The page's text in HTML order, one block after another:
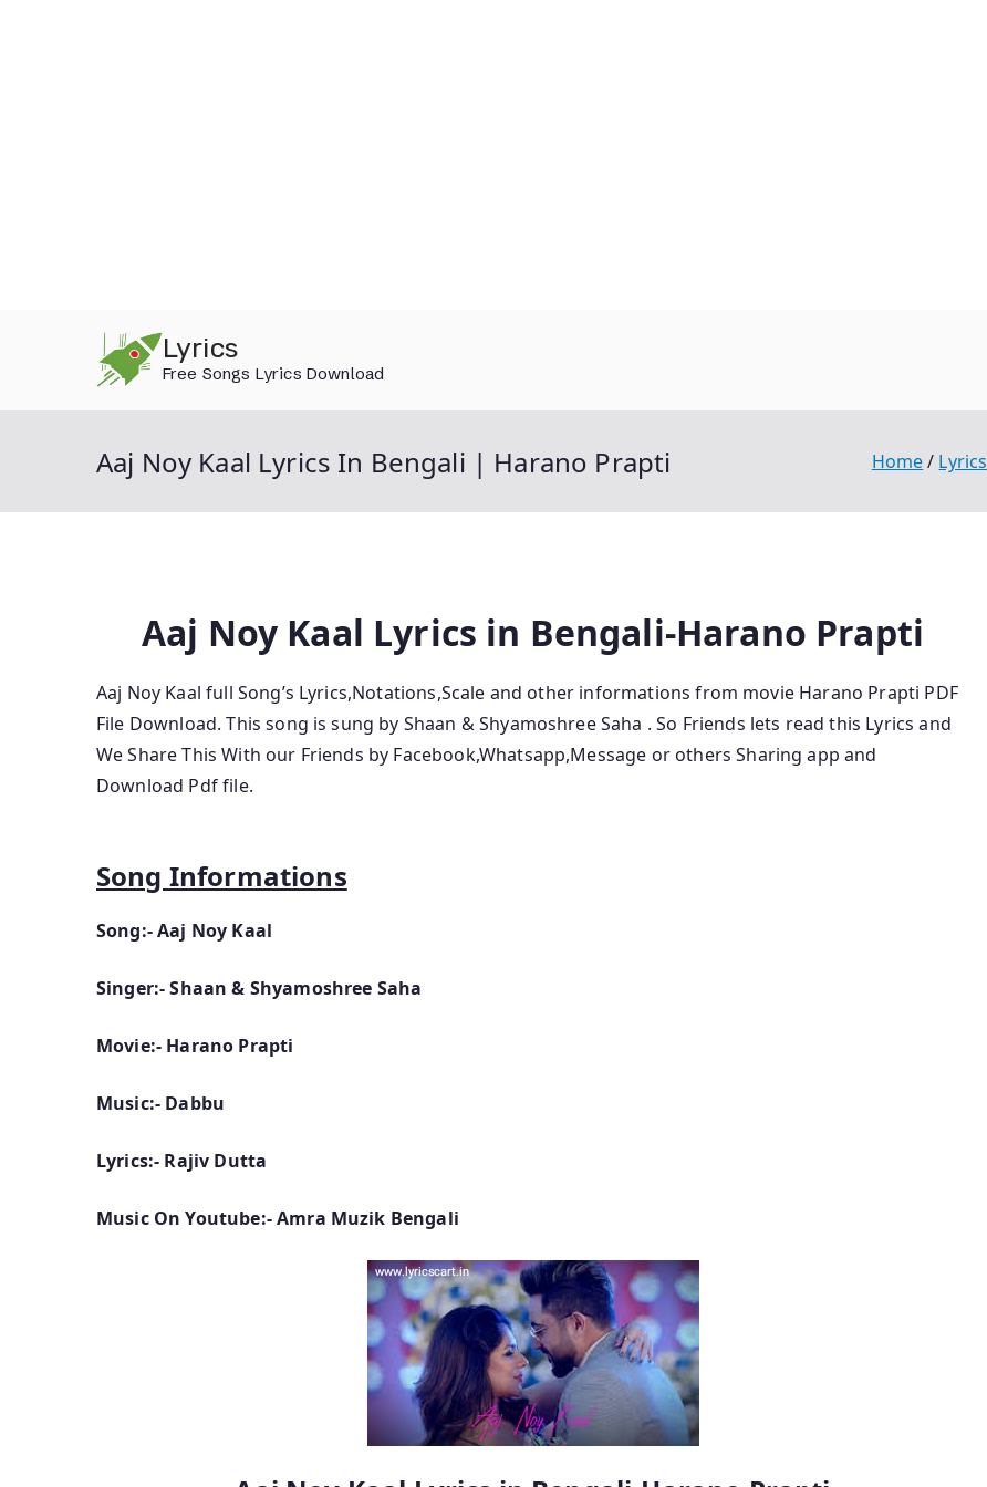
Lyrics
Free Songs Lyrics Download
Aaj Noy Kaal Lyrics In Bengali | Harano Prapti Home Lyrics
Aaj Noy Kaal Lyrics in Bengali-Harano Prapti
Aaj Noy Kaal full Song’s Lyrics,Notations,Scale and other informations from movie Harano Prapti PDF
File Download. This song is sung by Shaan & Shyamoshree Saha . So Friends lets read this Lyrics and
We Share This With our Friends by Facebook,Whatsapp,Message or others Sharing app and
Download Pdf file.
Song Informations
Song:- Aaj Noy Kaal
Singer:- Shaan & Shyamoshree Saha
Movie:- Harano Prapti
Music:- Dabbu
Lyrics:- Rajiv Dutta
Music On Youtube:- Amra Muzik Bengali